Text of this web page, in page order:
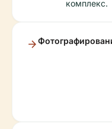
комплекс.